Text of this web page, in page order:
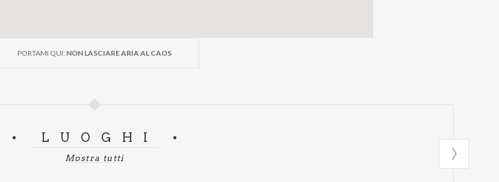
PORTAMI QUI: NON LASCIARE ARIA AL CAOS
LUOGHI
Mostra tutti